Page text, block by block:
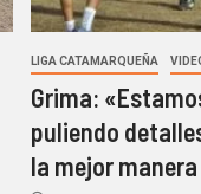
LIGA CATAMARQUEÑA
Grima:
puliendo
la mejor